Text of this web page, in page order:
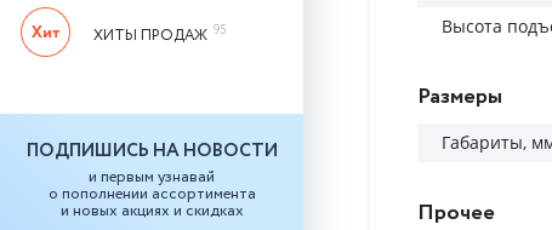
ХИТЫ ПРОДАЖ 95
ПОДПИШИСЬ НА НОВОСТИ
и первым узнавай
о пополнении ассортимента
и новых акциях и скидках
Высота
Размеры
Габариты,
Прочее